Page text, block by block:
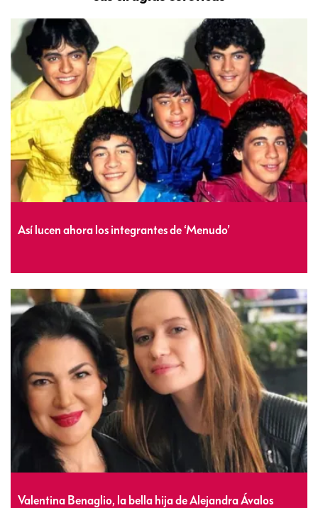
Así lucen ahora los integrantes de ‘Menudo’
Valentina Benaglio, la bella hija de Alejandra Ávalos